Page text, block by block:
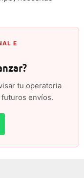
E
tu operatoria
envíos.